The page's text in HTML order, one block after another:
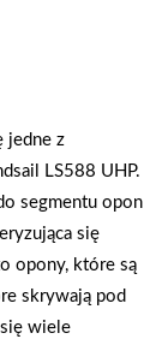
jedne z
LS588 UHP.
segmentu opon
się
opony, które są
skrywają pod
wiele